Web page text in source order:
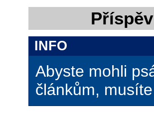
INFO
Abyste mohli
článkům,